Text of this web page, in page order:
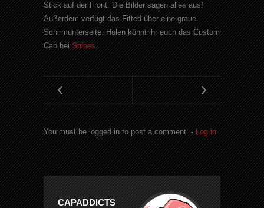
Stick auf der Front. Die Bilder sagen alles aus!
Außerdem verfügt das Fitted über eine graue
Schirmunterseite. Holen könnt ihr euch das Custom
Cap beiSnipes.
You must be logged in to post a comment. -Log in
CAPADDICTS